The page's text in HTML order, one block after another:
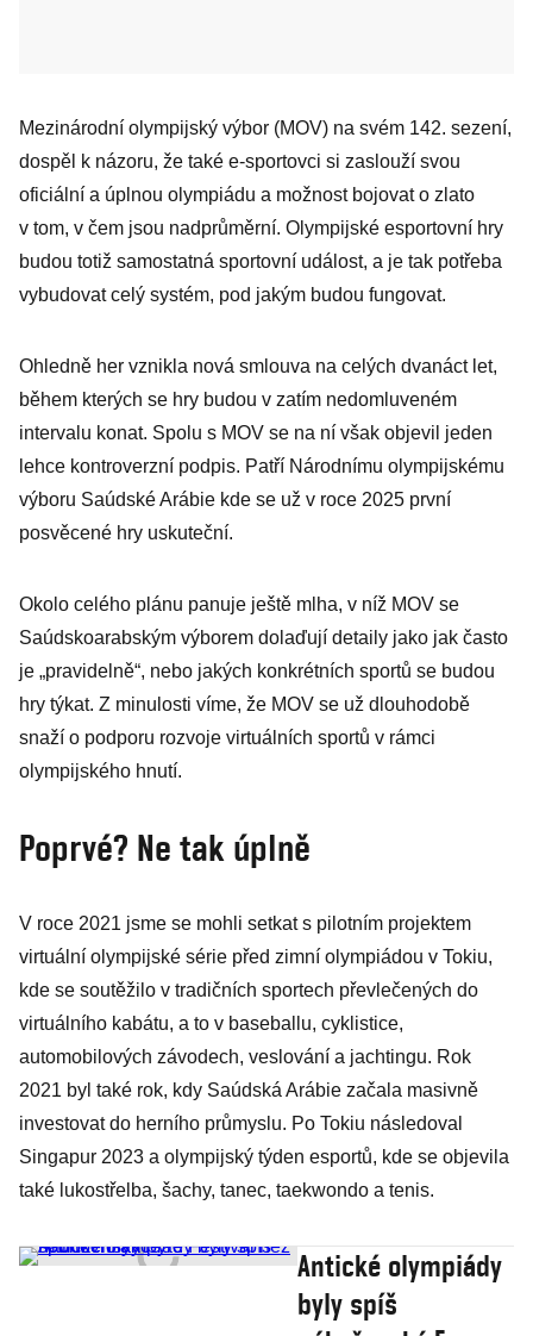
Mezinárodní olympijský výbor (MOV) na svém 142. sezení,
dospěl k názoru, že také e-sportovci si zaslouží svou
oficiální a úplnou olympiádu a možnost bojovat o zlato
v tom, v čem jsou nadprůměrní. Olympijské esportovní hry
budou totiž samostatná sportovní událost, a je tak potřeba
vybudovat celý systém, pod jakým budou fungovat.
Ohledně her vznikla nová smlouva na celých dvanáct let,
během kterých se hry budou v zatím nedomluveném
intervalu konat. Spolu s MOV se na ní však objevil jeden
lehce kontroverzní podpis. Patří Národnímu olympijskému
výboru Saúdské Arábie kde se už v roce 2025 první
posvěcené hry uskuteční.
Okolo celého plánu panuje ještě mlha, v níž MOV se
Saúdskoarabským výborem dolaďují detaily jako jak často
je „pravidelně“, nebo jakých konkrétních sportů se budou
hry týkat. Z minulosti víme, že MOV se už dlouhodobě
snaží o podporu rozvoje virtuálních sportů v rámci
olympijského hnutí.
Poprvé? Ne tak úplně
V roce 2021 jsme se mohli setkat s pilotním projektem
virtuální olympijské série před zimní olympiádou v Tokiu,
kde se soutěžilo v tradičních sportech převlečených do
virtuálního kabátu, a to v baseballu, cyklistice,
automobilových závodech, veslování a jachtingu. Rok
2021 byl také rok, kdy Saúdská Arábie začala masivně
investovat do herního průmyslu. Po Tokiu následoval
Singapur 2023 a olympijský týden esportů, kde se objevila
také lukostřelba, šachy, tanec, taekwondo a tenis.
Antické olympiády
byly spíš